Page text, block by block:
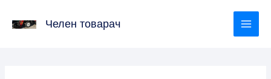
Челен товарач